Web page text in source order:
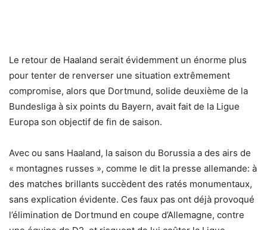
Le retour de Haaland serait évidemment un énorme plus
pour tenter de renverser une situation extrêmement
compromise, alors que Dortmund, solide deuxième de la
Bundesliga à six points du Bayern, avait fait de la Ligue
Europa son objectif de fin de saison.
Avec ou sans Haaland, la saison du Borussia a des airs de
« montagnes russes », comme le dit la presse allemande: à
des matches brillants succèdent des ratés monumentaux,
sans explication évidente. Ces faux pas ont déjà provoqué
l’élimination de Dortmund en coupe d’Allemagne, contre